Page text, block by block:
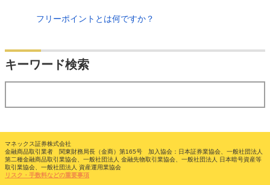
フリーポイントとは何ですか？
キーワード検索
マネックス証券株式会社
金融商品取引業者 関東財務局長（金商）第165号 加入協会：日本証券業協会、一般社団法人
第二種金融商品取引業協会、一般社団法人 金融先物取引業協会、一般社団法人 日本暗号資産等
取引業協会、一般社団法人 資産運用業協会
リスク・手数料などの重要事項